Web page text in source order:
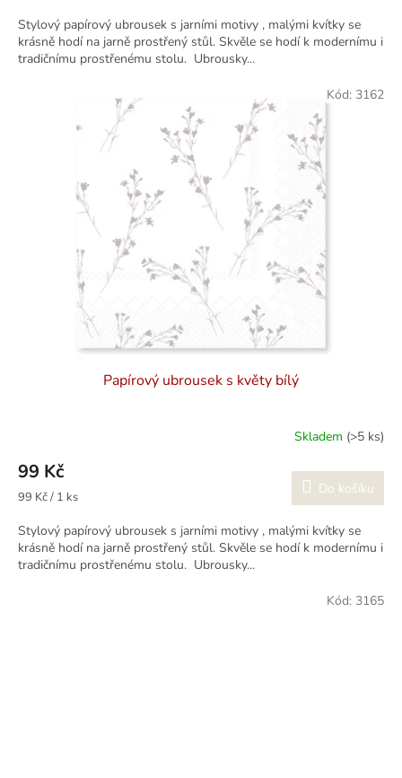
Stylový papírový ubrousek s jarními motivy , malými kvítky se
krásně hodí na jarně prostřený stůl. Skvěle se hodí k modernímu i
tradičnímu prostřenému stolu. Ubrousky...
Papírový ubrousek s květy bílý
Skladem (>5 ks)
99 Kč
Měrná
99 Kč / 1 ks Do košíku
Stylový papírový ubrousek s jarními motivy , malými kvítky se
krásně hodí na jarně prostřený stůl. Skvěle se hodí k modernímu i
tradičnímu prostřenému stolu. Ubrousky...
Kód: 3162
Kód: 3165